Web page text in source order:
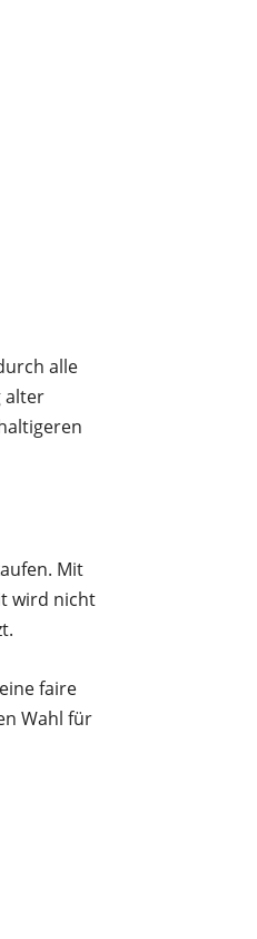
alle
alter
Mit
wird nicht
faire
Wahl für